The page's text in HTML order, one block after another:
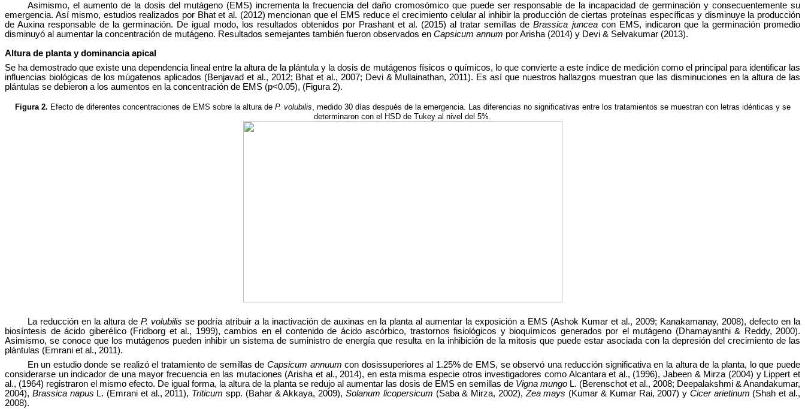
Asimismo, el aumento de la dosis del mutágeno (EMS) incrementa la frecuencia del daño cromosómico que puede ser responsable de la incapacidad de germinación y consecuentemente su
emergencia. Así mismo, estudios realizados por Bhat et al. (2012) mencionan que el EMS reduce el crecimiento celular al inhibir la producción de ciertas proteínas específicas y disminuye la producción
de Auxina responsable de la germinación. De igual modo, los resultados obtenidos por Prashant et al. (2015) al tratar semillas deBrassica junceacon EMS, indicaron que la germinación promedio
disminuyó al aumentar la concentración de mutágeno. Resultados semejantes también fueron observados en Capsicum annum por Arisha (2014) y Devi & Selvakumar (2013).
Altura de planta y dominancia apical
Se ha demostrado que existe una dependencia lineal entre la altura de la plántula y la dosis de mutágenos físicos o químicos, lo que convierte a este índice de medición como el principal para identificar las
influencias biológicas de los múgatenos aplicados (Benjavad et al., 2012; Bhat et al., 2007; Devi & Mullainathan, 2011). Es así que nuestros hallazgos muestran que las disminuciones en la altura de las
plántulas se debieron a los aumentos en la concentración de EMS (p<0.05), (Figura 2).
Figura 2. Efecto de diferentes concentraciones de EMS sobre la altura de P. volubilis, medido 30 días después de la emergencia. Las diferencias no significativas entre los tratamientos se muestran con letras idénticas y se
determinaron con el HSD de Tukey al nivel del 5%.
La reducción en la altura de P. volubilis se podría atribuir a la inactivación de auxinas en la planta al aumentar la exposición a EMS (Ashok Kumar et al., 2009; Kanakamanay, 2008), defecto en la
biosíntesis de ácido giberélico (Fridborg et al., 1999), cambios en el contenido de ácido ascórbico, trastornos fisiológicos y bioquímicos generados por el mutágeno (Dhamayanthi & Reddy, 2000).
Asimismo, se conoce que los mutágenos pueden inhibir un sistema de suministro de energía que resulta en la inhibición de la mitosis que puede estar asociada con la depresión del crecimiento de las
plántulas (Emrani et al., 2011).
En un estudio donde se realizó el tratamiento de semillas deCapsicum annuum con dosissuperiores al 1.25% de EMS, se observó una reducción significativa en la altura de la planta, lo que puede
considerarse un indicador de una mayor frecuencia en las mutaciones (Arisha et al., 2014), en esta misma especie otros investigadores como Alcantara et al., (1996), Jabeen & Mirza (2004) y Lippert et
al., (1964) registraron el mismo efecto. De igual forma, la altura de la planta se redujo al aumentar las dosis de EMS en semillas de Vigna mungo L. (Berenschot et al., 2008; Deepalakshmi & Anandakumar,
2004), Brassica napus L. (Emrani et al., 2011), Triticum spp. (Bahar & Akkaya, 2009), Solanum licopersicum (Saba & Mirza, 2002), Zea mays (Kumar & Kumar Rai, 2007) y Cicer arietinum (Shah et al.,
2008).